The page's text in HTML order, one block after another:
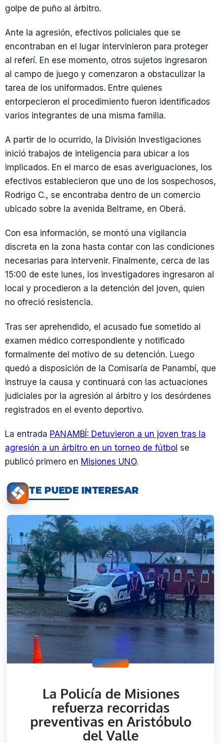
golpe de puño al árbitro.
Ante la agresión, efectivos policiales que se
encontraban en el lugar intervinieron para proteger
al referí. En ese momento, otros sujetos ingresaron
al campo de juego y comenzaron a obstaculizar la
tarea de los uniformados. Entre quienes
entorpecieron el procedimiento fueron identificados
varios integrantes de una misma familia.
A partir de lo ocurrido, la División Investigaciones
inició trabajos de inteligencia para ubicar a los
implicados. En el marco de esas averiguaciones, los
efectivos establecieron que uno de los sospechosos,
Rodrigo C., se encontraba dentro de un comercio
ubicado sobre la avenida Beltrame, en Oberá.
Con esa información, se montó una vigilancia
discreta en la zona hasta contar con las condiciones
necesarias para intervenir. Finalmente, cerca de las
15:00 de este lunes, los investigadores ingresaron al
local y procedieron a la detención del joven, quien
no ofreció resistencia.
Tras ser aprehendido, el acusado fue sometido al
examen médico correspondiente y notificado
formalmente del motivo de su detención. Luego
quedó a disposición de la Comisaría de Panambí, que
instruye la causa y continuará con las actuaciones
judiciales por la agresión al árbitro y los desórdenes
registrados en el evento deportivo.
La entrada PANAMBÍ: Detuvieron a un joven tras la
agresión a un árbitro en un torneo de fútbol se
publicó primero en Misiones UNO.
TE PUEDE INTERESAR